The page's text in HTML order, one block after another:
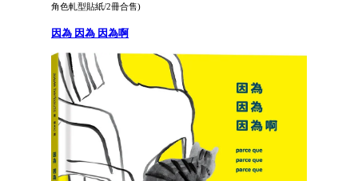
角色軋型貼紙/2冊合售)
因為 因為 因為啊